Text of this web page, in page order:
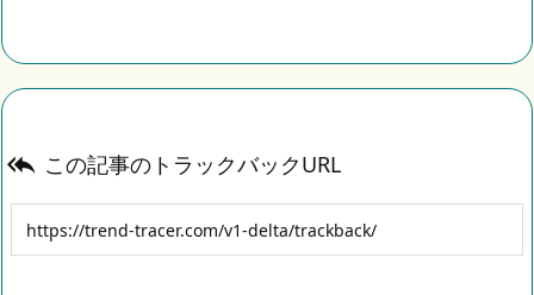
 この記事のトラックバックURL